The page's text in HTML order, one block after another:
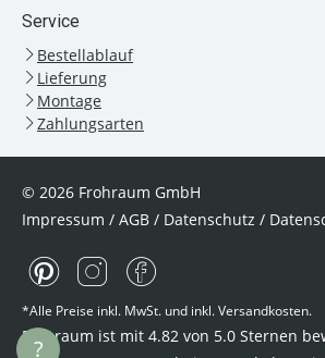
Service
Bestellablauf
Lieferung
Montage
Zahlungsarten
© 2026 Frohraum GmbH
Impressum / AGB / Datenschutz /
*Alle Preise inkl. MwSt. und inkl. Versandkosten.
Frohraum ist mit 4.82 von 5.0 Sternen
?